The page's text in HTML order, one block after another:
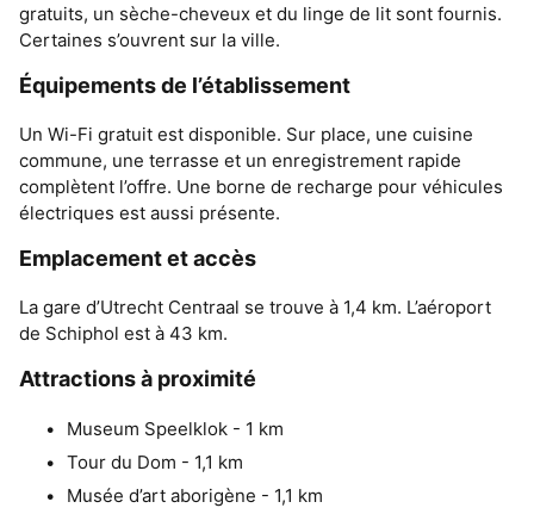
gratuits, un sèche-cheveux et du linge de lit sont fournis.
Certaines s’ouvrent sur la ville.
Équipements de l’établissement
Un Wi-Fi gratuit est disponible. Sur place, une cuisine
commune, une terrasse et un enregistrement rapide
complètent l’offre. Une borne de recharge pour véhicules
électriques est aussi présente.
Emplacement et accès
La gare d’Utrecht Centraal se trouve à 1,4 km. L’aéroport
de Schiphol est à 43 km.
Attractions à proximité
Museum Speelklok - 1 km
Tour du Dom - 1,1 km
Musée d’art aborigène - 1,1 km